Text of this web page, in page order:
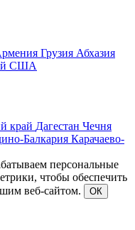
Грузия Абхазия
США
край Дагестан Чечня
Балкария Карачаево-
персональные
чтобы обеспечить
веб-сайтом.
ОК